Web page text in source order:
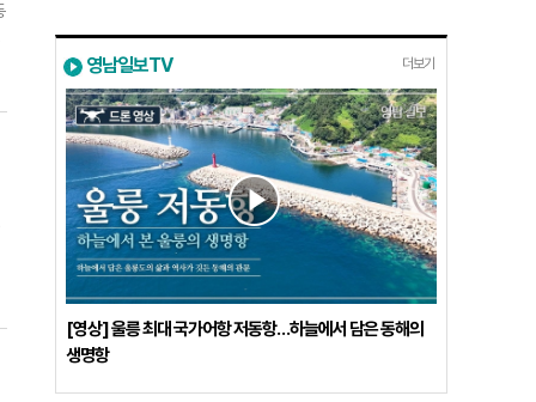
영남일보TV 더보기
[영상] 울릉 최대 국가어항 저동항…하늘에서 담은 동해의
생명항